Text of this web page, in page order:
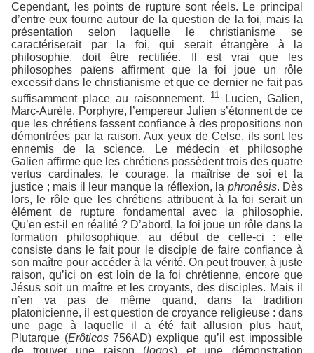
Cependant, les points de rupture sont réels. Le principal
d’entre eux tourne autour de la question de la foi, mais la
présentation selon laquelle le christianisme se
caractériserait par la foi, qui serait étrangère à la
philosophie, doit être rectifiée. Il est vrai que les
philosophes païens affirment que la foi joue un rôle
excessif dans le christianisme et que ce dernier ne fait pas
suffisamment place au raisonnement. 11
Lucien, Galien,
Marc-Aurèle, Porphyre, l’empereur Julien s’étonnent de ce
que les chrétiens fassent confiance à des propositions non
démontrées par la raison. Aux yeux de Celse, ils sont les
ennemis de la science. Le médecin et philosophe
Galien affirme que les chrétiens possèdent trois des quatre
vertus cardinales, le courage, la maîtrise de soi et la
justice ; mais il leur manque la réflexion, la phronêsis. Dès
lors, le rôle que les chrétiens attribuent à la foi serait un
élément de rupture fondamental avec la philosophie.
Qu’en est-il en réalité ? D’abord, la foi joue un rôle dans la
formation philosophique, au début de celle-ci : elle
consiste dans le fait pour le disciple de faire confiance à
son maître pour accéder à la vérité. On peut trouver, à juste
raison, qu’ici on est loin de la foi chrétienne, encore que
Jésus soit un maître et les croyants, des disciples. Mais il
n’en va pas de même quand, dans la tradition
platonicienne, il est question de croyance religieuse : dans
une page à laquelle il a été fait allusion plus haut,
Plutarque (Erôticos756AD) explique qu’il est impossible
de trouver une raison (logos) et une démonstration